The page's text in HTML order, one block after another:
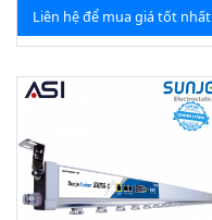
Liên hệ để mua giá tốt nhất